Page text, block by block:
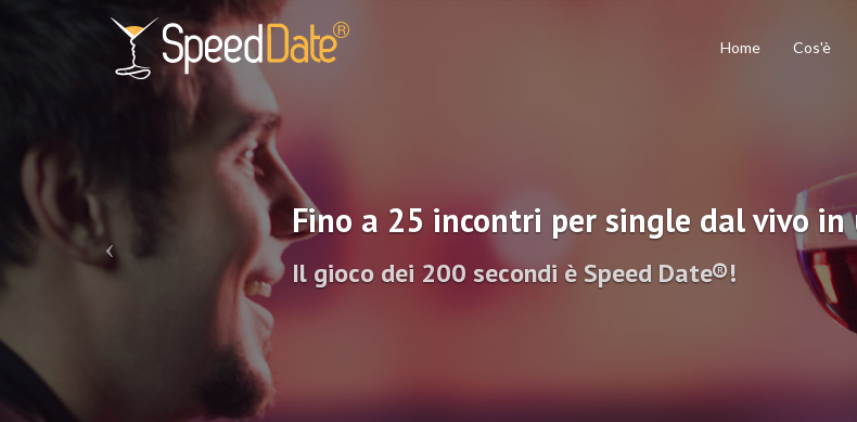
Home Cos'è
Fino a 25 incontri per single dal vivo in
Il gioco dei 200 secondi è Speed Date®!